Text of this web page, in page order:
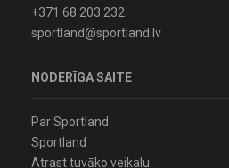
+371 68 203 232
sportland@sportland.lv
NODERĪGA SAITE
Par Sportland
Sportland
Atrast tuvāko veikalu